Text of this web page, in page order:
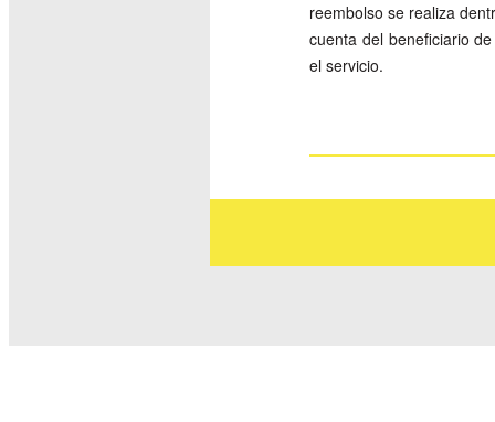
reembolso se realiza
cuenta del beneficiario
el servicio.